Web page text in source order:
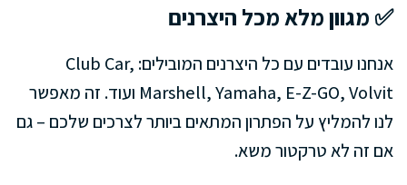
✅ מגוון מלא מכל היצרנים
אנחנו עובדים עם כל היצרנים המובילים: Club Car,
Marshell, Yamaha, E-Z-GO, Volvit ועוד. זה מאפשר
לנו להמליץ על הפתרון המתאים ביותר לצרכים שלכם – גם
אם זה לא טרקטור משא.